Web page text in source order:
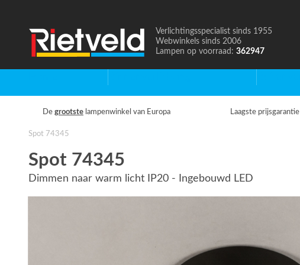
Naar
de
Verlichtingsspecialist sinds 1955
Webwinkels sinds 2006
Lampen op voorraad: 362947
De grootste lampenwinkel van Europa Laagste prijsgarantie
Spot 74345
Spot 74345
Dimmen naar warm licht IP20 - Ingebouwd LED